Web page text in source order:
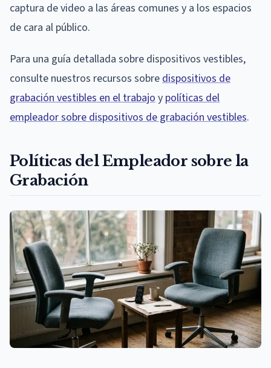
captura de video a las áreas comunes y a los espacios
de cara al público.
Para una guía detallada sobre dispositivos vestibles,
consulte nuestros recursos sobredispositivos de
grabación vestibles en el trabajoy políticas del
empleador sobre dispositivos de grabación vestibles.
Políticas del Empleador sobre la
Grabación